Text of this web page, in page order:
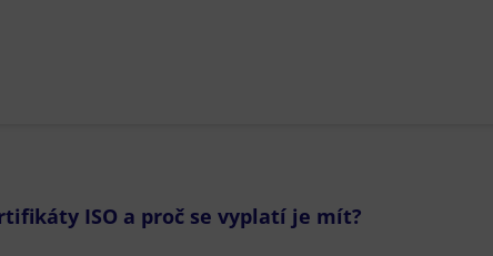
ISO a proč se vyplatí je mít?